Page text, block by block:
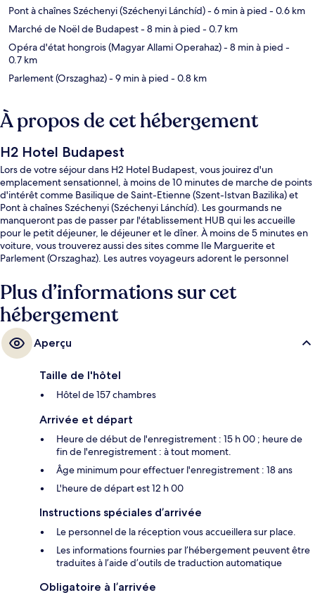
Pont à chaînes Széchenyi (Széchenyi Lánchíd)- 6 min à pied - 0.6 km
Marché de Noël de Budapest- 8 min à pied - 0.7 km
Opéra d'état hongrois (Magyar Allami Operahaz)- 8 min à pied -
0.7 km
Parlement (Orszaghaz)- 9 min à pied - 0.8 km
À propos de cet hébergement
H2 Hotel Budapest
Lors de votre séjour dans H2 Hotel Budapest, vous jouirez d'un
emplacement sensationnel, à moins de 10 minutes de marche de points
d'intérêt comme Basilique de Saint-Etienne (Szent-Istvan Bazilika) et
Pont à chaînes Széchenyi (Széchenyi Lánchíd). Les gourmands ne
manqueront pas de passer par l'établissement HUB qui les accueille
pour le petit déjeuner, le déjeuner et le dîner. À moins de 5 minutes en
voiture, vous trouverez aussi des sites comme Ile Marguerite et
Parlement (Orszaghaz). Les autres voyageurs adorent le personnel
courte distance à pied des transports publics : Station de métro Arany
János utca se trouve à 4 min et Station de métro Bajcsy-Zsilinszky út, à 6
min.
Plus d’informations sur cet
hébergement
Aperçu
Taille de l'hôtel
Hôtel de 157 chambres
Arrivée et départ
Heure de début de l'enregistrement : 15 h 00 ; heure de
fin de l'enregistrement : à tout moment.
Âge minimum pour effectuer l'enregistrement : 18 ans
L'heure de départ est 12 h 00
Instructions spéciales d’arrivée
Le personnel de la réception vous accueillera sur place.
Les informations fournies par l’hébergement peuvent être
traduites à l’aide d’outils de traduction automatique
Obligatoire à l’arrivée